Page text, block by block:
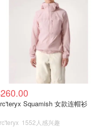
Squamish 女款连帽衫
1552人感兴趣